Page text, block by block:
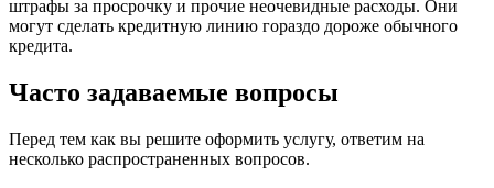
штрафы за просрочку и прочие неочевидные расходы. Они
могут сделать кредитную линию гораздо дороже обычного
кредита.
Часто задаваемые вопросы
Перед тем как вы решите оформить услугу, ответим на
несколько распространенных вопросов.